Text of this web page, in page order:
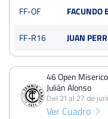
PERDIDOS
V Open Nacional
Del 18 al 24 de
Octavos
FF-OF
FACUNDO
FF-R16
JUAN
46 Open
Julián Alonso
Del 21 al 27 de
Ver Cuadro